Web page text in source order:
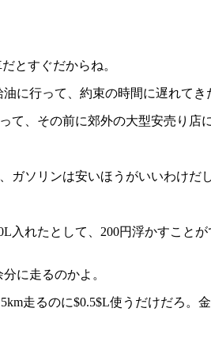
とすぐだからね。
に行って、約束の時間に遅れてき
、その前に郊外の大型安売り店
ソリンは安いほうがいいわけだ
入れたとして、200円浮かすこと
に走るのかよ。
走るのに$0.5$L使うだけだろ。